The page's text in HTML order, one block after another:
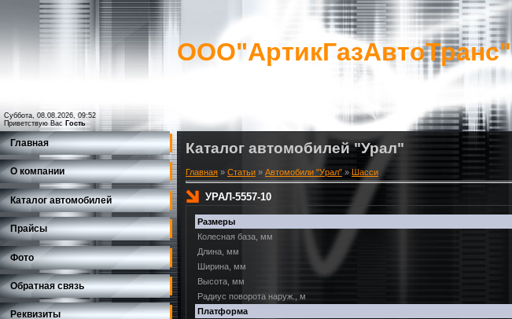
Суббота, 08.08.2026, 09:52
Приветствую Вас Гость
ООО"АртикГазАвтоТранс"
Главная
О компании
Каталог автомобилей
Прайсы
Фото
Обратная связь
Реквизиты
Каталог автомобилей "Урал"
Главная » Статьи » Автомобили "Урал" » Шасси
УРАЛ-5557-10
Размеры
Колесная база, мм
Длина, мм
Ширина, мм
Высота, мм
Радиус поворота наруж., м
Платформа